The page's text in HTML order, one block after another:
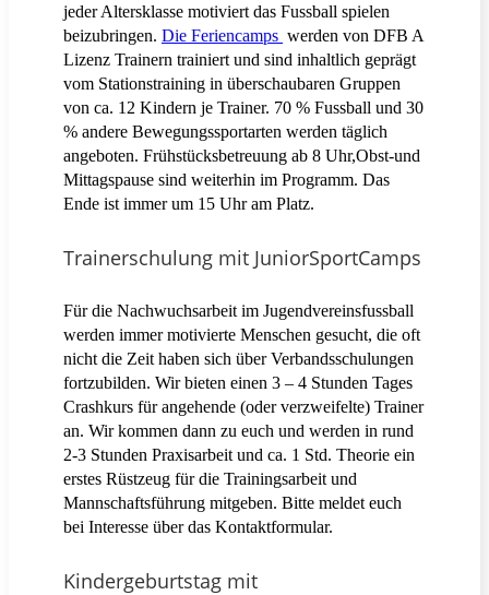
jeder Altersklasse motiviert das Fussball spielen
beizubringen. Die Feriencamps werden von DFB A
Lizenz Trainern trainiert und sind inhaltlich geprägt
vom Stationstraining in überschaubaren Gruppen
von ca. 12 Kindern je Trainer. 70 % Fussball und 30
% andere Bewegungssportarten werden täglich
angeboten. Frühstücksbetreuung ab 8 Uhr,Obst-und
Mittagspause sind weiterhin im Programm. Das
Ende ist immer um 15 Uhr am Platz.
Trainerschulung mit JuniorSportCamps
Für die Nachwuchsarbeit im Jugendvereinsfussball
werden immer motivierte Menschen gesucht, die oft
nicht die Zeit haben sich über Verbandsschulungen
fortzubilden. Wir bieten einen 3 – 4 Stunden Tages
Crashkurs für angehende (oder verzweifelte) Trainer
an. Wir kommen dann zu euch und werden in rund
2-3 Stunden Praxisarbeit und ca. 1 Std. Theorie ein
erstes Rüstzeug für die Trainingsarbeit und
Mannschaftsführung mitgeben. Bitte meldet euch
bei Interesse über das Kontaktformular.
Kindergeburtstag mit